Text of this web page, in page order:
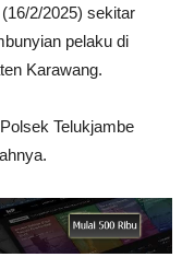
2/2025) sekitar
pelaku di
Karawang.
Telukjambe